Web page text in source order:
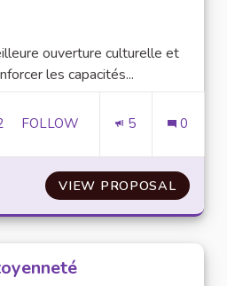
ouverture culturelle et
les capacités...
32 FOLLOWERS
FOLLOW 5 0
VIEW PROPOSAL